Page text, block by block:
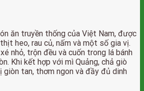
ăn truyền thống của Việt Nam, được
heo, rau củ, nấm và một số gia vị.
nhỏ, trộn đều và cuốn trong lá bánh
Khi kết hợp với mì Quảng, chả giò
giòn tan, thơm ngon và đầy đủ dinh